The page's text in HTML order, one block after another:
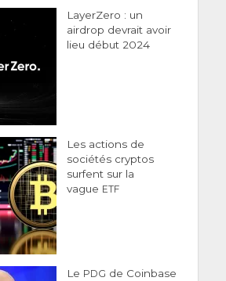
LayerZero : un
airdrop devrait avoir
lieu début 2024
Les actions de
sociétés cryptos
surfent sur la
vague ETF
Le PDG de Coinbase